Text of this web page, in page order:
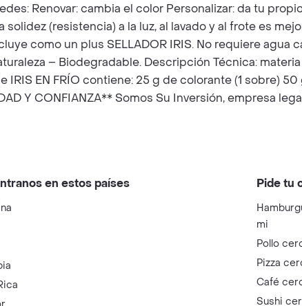
Renovar: cambia el color Personalizar: da tu
(resistencia) a la luz, al lavado y al frote es
como un plus SELLADOR IRIS. No requiere agua
– Biodegradable. Descripción Técnica:
EN FRÍO contiene: 25 g de colorante (1 sobre)
Y CONFIANZA** Somos Su Inversión, empresa
en estos países Pide tu
mi
Pollo
Pizza
Café
Sushi